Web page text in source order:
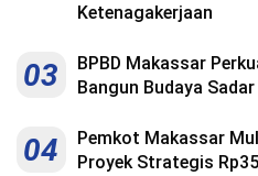
Ketenagakerjaan
03
BPBD Makassar
Bangun Budaya
04
Pemkot Makassar
Proyek Strategis